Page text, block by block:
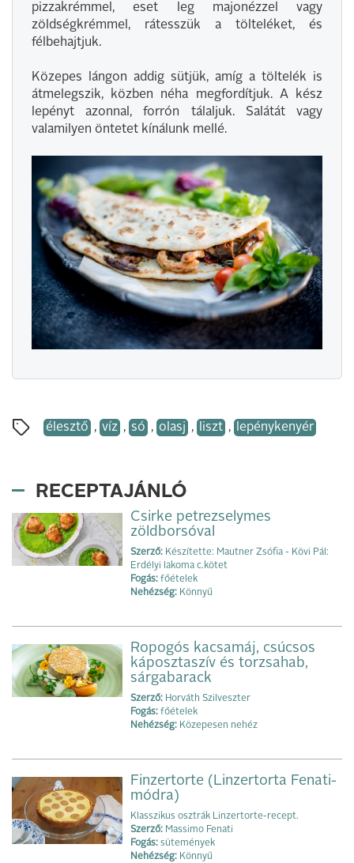
pizzakrémmel, eset leg majonézzel vagy
zöldségkrémmel, rátesszük a tölteléket, és
félbehajtjuk.
Közepes lángon addig sütjük, amíg a töltelék is
átmelegszik, közben néha megfordítjuk. A kész
lepényt azonnal, forrón tálaljuk. Salátát vagy
valamilyen öntetet kínálunk mellé.
élesztő , víz , só , olasj , liszt , lepénykenyér
RECEPTAJÁNLÓ
Csirke petrezselymes
zöldborsóval
Szerző: Készítette: Mautner Zsófia - Kövi Pál:
Erdélyi lakoma c.kötet
Fogás: főételek
Nehézség: Könnyű
Ropogós kacsamáj, csúcsos
káposztaszív és torzsahab,
sárgabarack
Szerző: Horváth Szilveszter
Fogás: főételek
Nehézség: Közepesen nehéz
Finzertorte (Linzertorta Fenati-
módra)
Klasszikus osztrák Linzertorte-recept.
Szerző: Massimo Fenati
Fogás: sütemények
Nehézség: Könnyű